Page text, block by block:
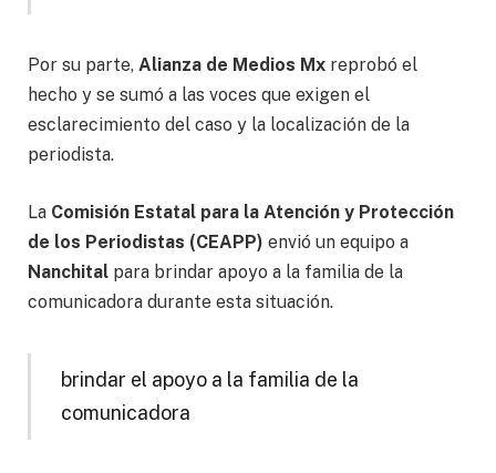
Por su parte, Alianza de Medios Mx reprobó el
hecho y se sumó a las voces que exigen el
esclarecimiento del caso y la localización de la
periodista.
La Comisión Estatal para la Atención y Protección
de los Periodistas (CEAPP) envió un equipo a
Nanchital para brindar apoyo a la familia de la
comunicadora durante esta situación.
brindar el apoyo a la familia de la
comunicadora